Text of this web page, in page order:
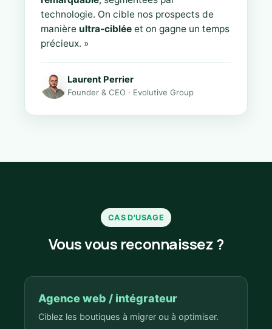
technologie. On cible nos prospects de
manière ultra-ciblée et on gagne un temps
précieux. »
Laurent Perrier
Founder & CEO · Evolutive Group
CAS D'USAGE
Vous vous reconnaissez ?
Agence web / intégrateur
Ciblez les boutiques à migrer ou à optimiser.